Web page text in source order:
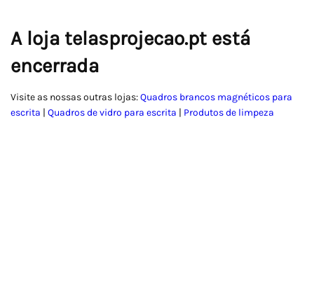
A loja telasprojecao.pt está
encerrada
Visite as nossas outras lojas:Quadros brancos magnéticos para
escrita | Quadros de vidro para escrita | Produtos de limpeza